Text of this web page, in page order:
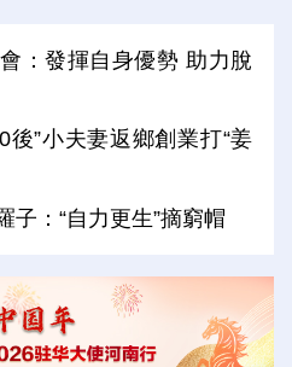
：發揮自身優勢 助力脫
後”小夫妻返鄉創業打“姜
子：“自力更生”摘窮帽